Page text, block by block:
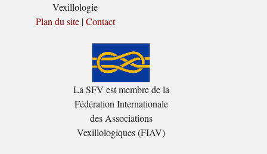
Vexillologie
Plan du site|Contact
La SFV est membre de la
Fédération Internationale
des Associations
Vexillologiques (FIAV)